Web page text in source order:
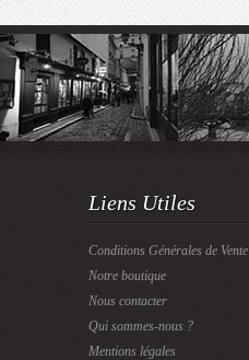
Liens Utiles
Conditions Générales de Vente
Notre boutique
Nous contacter
Qui sommes-nous ?
Mentions légales